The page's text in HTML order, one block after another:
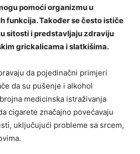
pomoći organizmu u
funkcija. Također se često ističe
sitosti i predstavljaju zdraviju
grickalicama i slatkišima.
da pojedinačni primjeri
da su pušenje i alkohol
medicinska istraživanja
cigarete značajno povećavaju
uključujući probleme sa srcem,